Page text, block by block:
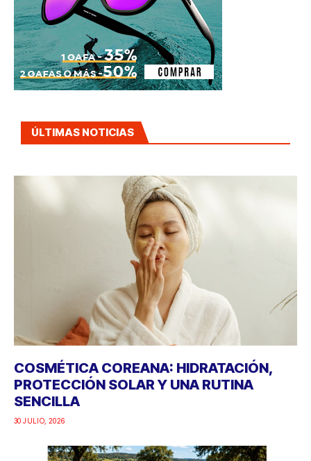
ÚLTIMAS NOTICIAS
COSMÉTICA COREANA: HIDRATACIÓN,
PROTECCIÓN SOLAR Y UNA RUTINA
SENCILLA
30 JULIO, 2026